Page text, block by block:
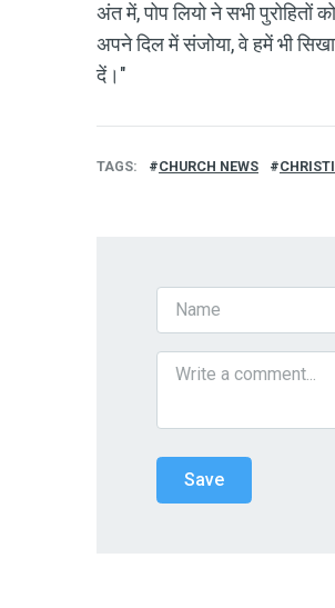
अंत में, पोप लियो ने सभी पुरोहितों
अपने दिल में संजोया, वे हमें भी
दें।"
TAGS CHURCH NEWS